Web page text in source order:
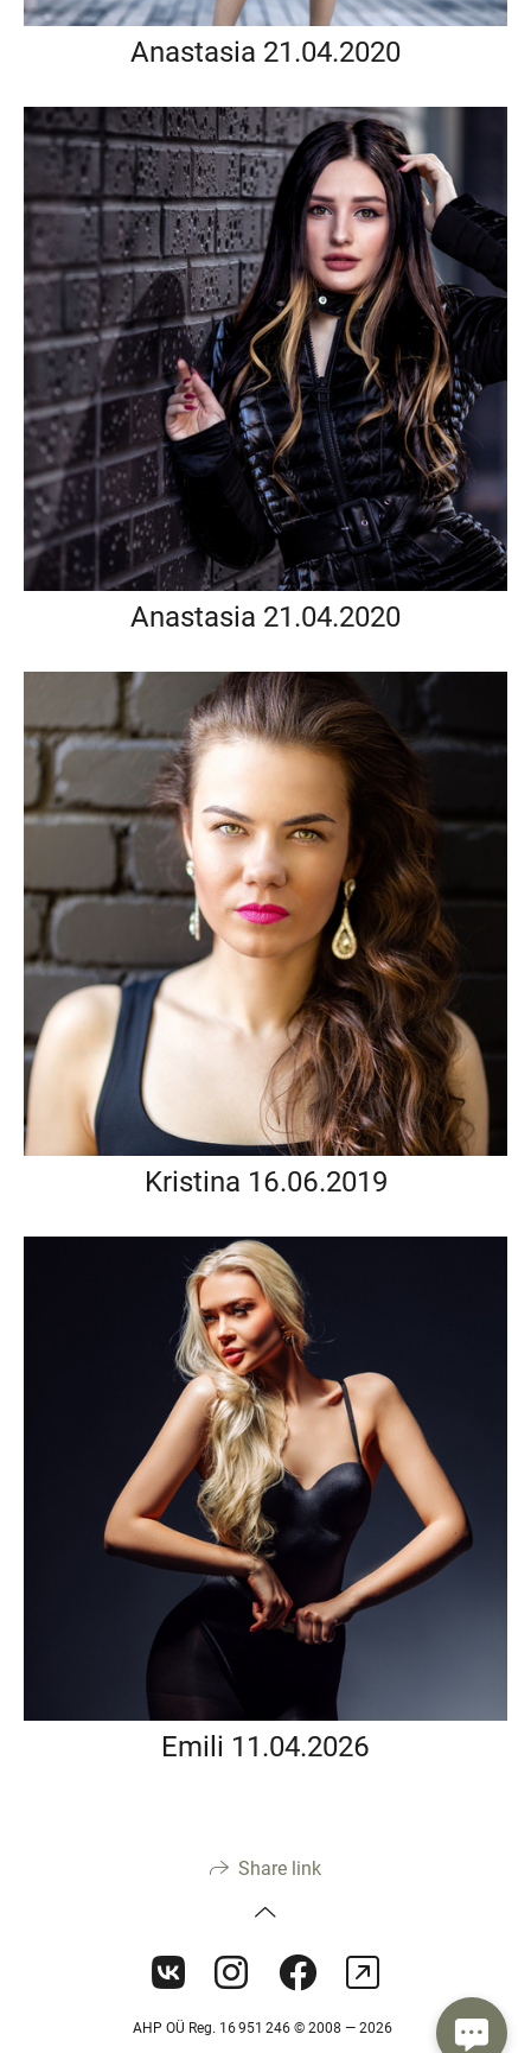
Anastasia 21.04.2020
Anastasia 21.04.2020
Kristina 16.06.2019
Emili 11.04.2026
Share link
AHP OÜ Reg. 16 951 246 © 2008 — 2026